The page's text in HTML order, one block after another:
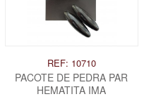
REF: 10710
PACOTE DE PEDRA PAR
HEMATITA IMA